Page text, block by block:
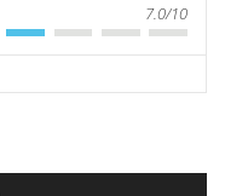
7.0/10